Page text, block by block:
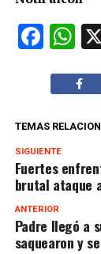
TEMAS
SIGUIENTE
Fuertes
brutal ataque
ANTERIOR
Padre llegó a
saquearon y